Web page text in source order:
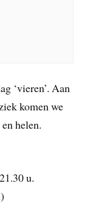
‘vieren’. Aan
komen we
helen.
u.